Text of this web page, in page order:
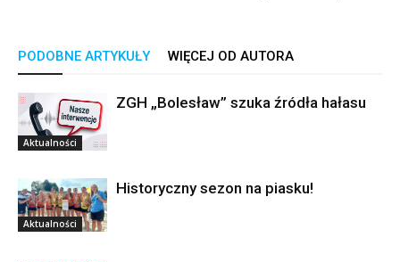
PODOBNE ARTYKUŁY WIĘCEJ OD AUTORA
Aktualności
ZGH „Bolesław” szuka źródła hałasu
Aktualności
Historyczny sezon na piasku!